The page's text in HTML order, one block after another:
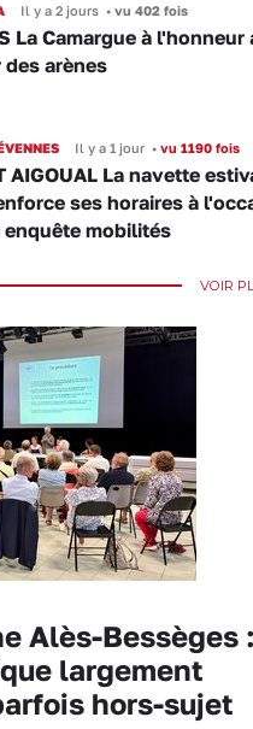
Il y a 2 jours •vu 402 fois
La Camargue à l'honneur
des arènes
Il y a 1 jour •vu 1190 fois
AIGOUAL La navette
ses horaires à
enquête mobilités
VOIR
Alès-Bessèges
largement
hors-sujet